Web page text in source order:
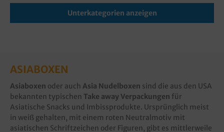
Unterkategorien anzeigen
ASIABOXEN
Asiaboxen oder auch Asia Nudelboxen sind die aus den USA
bekannten typischen Take away Verpackungen für
Asiatische Snacks und Imbissprodukte. Ursprünglich meist
in weiß gehalten, mit einem roten Neutralmotiv mit
asiatischen Schriftzeichen oder Figuren, gibt es mittlerweile